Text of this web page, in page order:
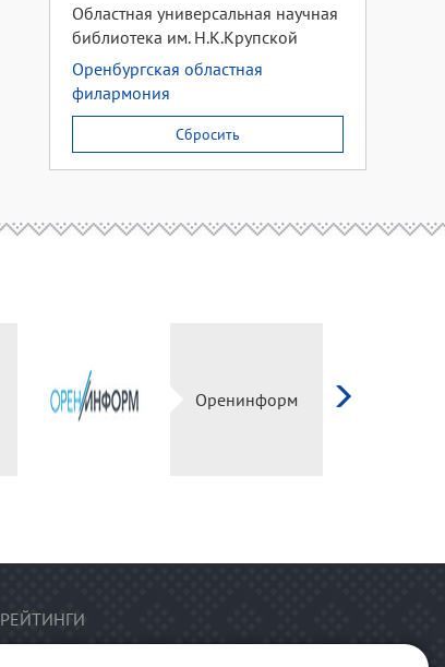
Областная универсальная научная
библиотека им. Н.К.Крупской
Оренбургская областная
филармония
Сбросить
Оренинформ
РЕЙТИНГИ